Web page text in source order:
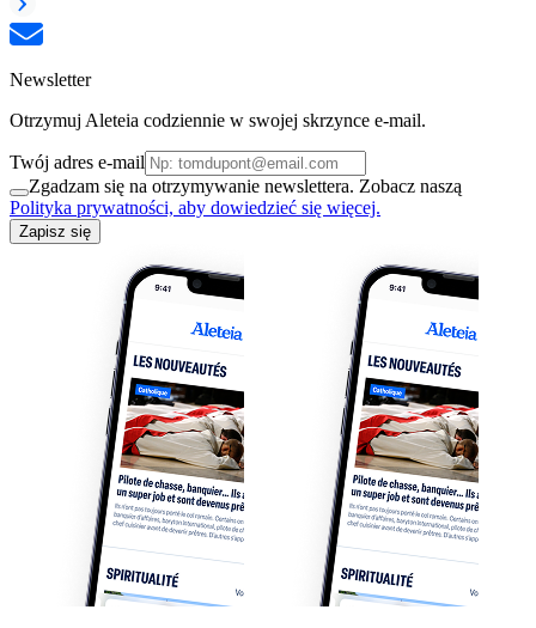
Newsletter
Otrzymuj Aleteia codziennie w swojej skrzynce e-mail.
Twój adres e-mail
Zgadzam się na otrzymywanie newslettera. Zobacz naszą
Polityka prywatności, aby dowiedzieć się więcej.
Zapisz się